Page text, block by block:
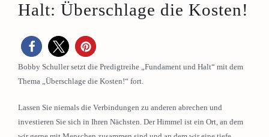
Halt: Überschlage die Kosten!
Bobby Schuller setzt die Predigtreihe „Fundament und Halt“ mit dem
Thema „Überschlage die Kosten!“ fort.
Lassen Sie niemals die Verbindungen zu anderen abrechen und
investieren Sie sich in Ihren Nächsten. Der Himmel ist ein Ort, an dem